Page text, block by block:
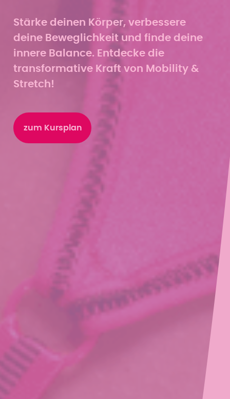
Stärke deinen Körper, verbessere
deine Beweglichkeit und finde deine
innere Balance. Entdecke die
transformative Kraft von Mobility &
Stretch!
zum Kursplan